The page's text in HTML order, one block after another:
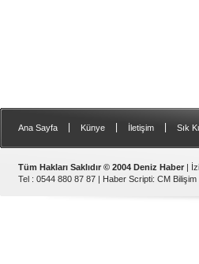
Ana Sayfa Künye İletişim Sık
Tüm Hakları Saklıdır © 2004 Deniz Haber |
Tel : 0544 880 87 87 | Haber Scripti: CM Bilişim